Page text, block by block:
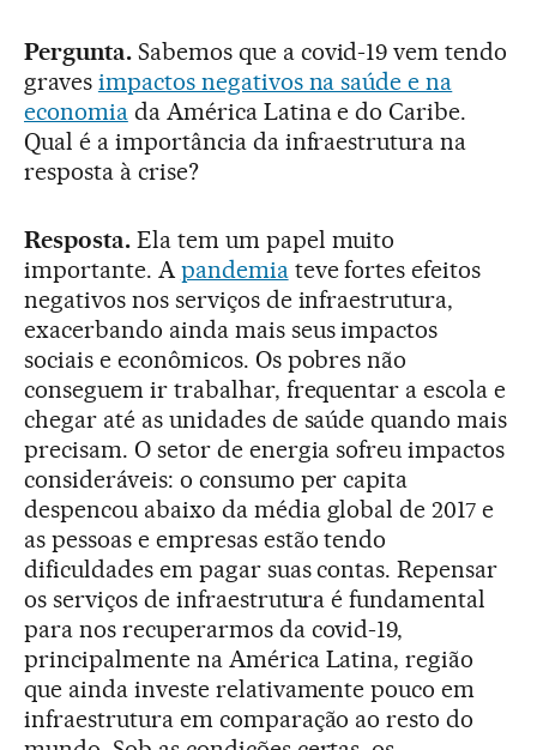
Pergunta.Sabemos que a covid-19 vem tendo
graves impactos negativos na saúde e na
economiada América Latina e do Caribe.
Qual é a importância da infraestrutura na
resposta à crise?
Resposta.Ela tem um papel muito
importante. Apandemiateve fortes efeitos
negativos nos serviços de infraestrutura,
exacerbando ainda mais seus impactos
sociais e econômicos. Os pobres não
conseguem ir trabalhar, frequentar a escola e
chegar até as unidades de saúde quando mais
precisam. O setor de energia sofreu impactos
consideráveis: o consumo per capita
despencou abaixo da média global de 2017 e
as pessoas e empresas estão tendo
dificuldades em pagar suas contas. Repensar
os serviços de infraestrutura é fundamental
para nos recuperarmos da covid-19,
principalmente na América Latina, região
que ainda investe relativamente pouco em
infraestrutura em comparação ao resto do